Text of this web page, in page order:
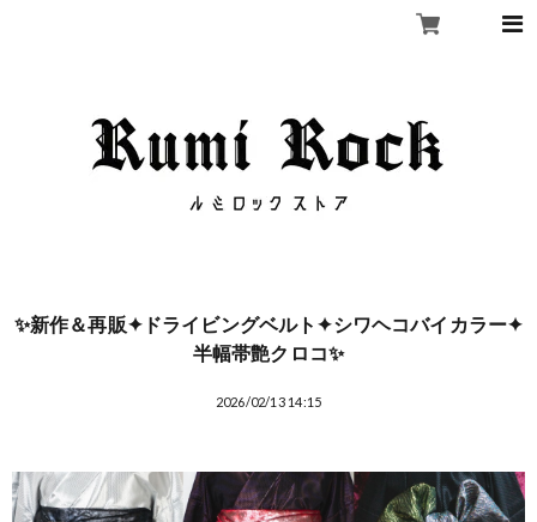
✨新作＆再販✦ドライビングベルト✦シワヘコバイカラー✦
半幅帯艶クロコ✨
2026/02/13 14:15